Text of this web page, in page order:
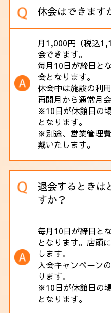
休会はできます
月1,000円（税込
会できます。
毎月10日が締日と
会となります。
休会中は施設の利
再開月から通常月
※10日が休館日の
となります。
※別途、営業管理
戴いたします。
退会するときは
すか？
毎月10日が締日と
となります。店頭
します。
入会キャンペーン
ります。
※10日が休館日の
となります。